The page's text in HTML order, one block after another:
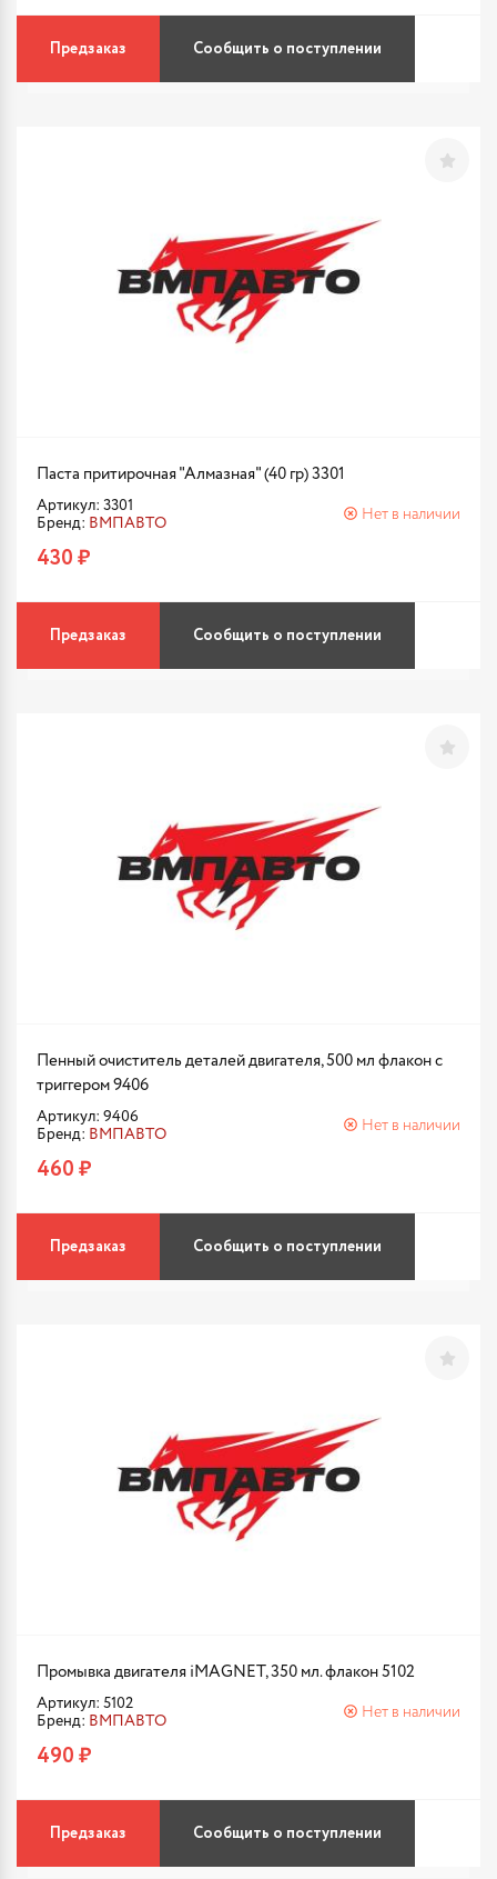
Предзаказ Сообщить о поступлении
Паста притирочная "Алмазная" (40 гр) 3301
Артикул: 3301
Бренд: ВМПАВТО
Нет в наличии
430 ₽
Предзаказ Сообщить о поступлении
Пенный очиститель деталей двигателя, 500 мл флакон с
триггером 9406
Артикул: 9406
Бренд: ВМПАВТО
Нет в наличии
460 ₽
Предзаказ Сообщить о поступлении
Промывка двигателя iMAGNET, 350 мл. флакон 5102
Артикул: 5102
Бренд: ВМПАВТО
Нет в наличии
490 ₽
Предзаказ Сообщить о поступлении